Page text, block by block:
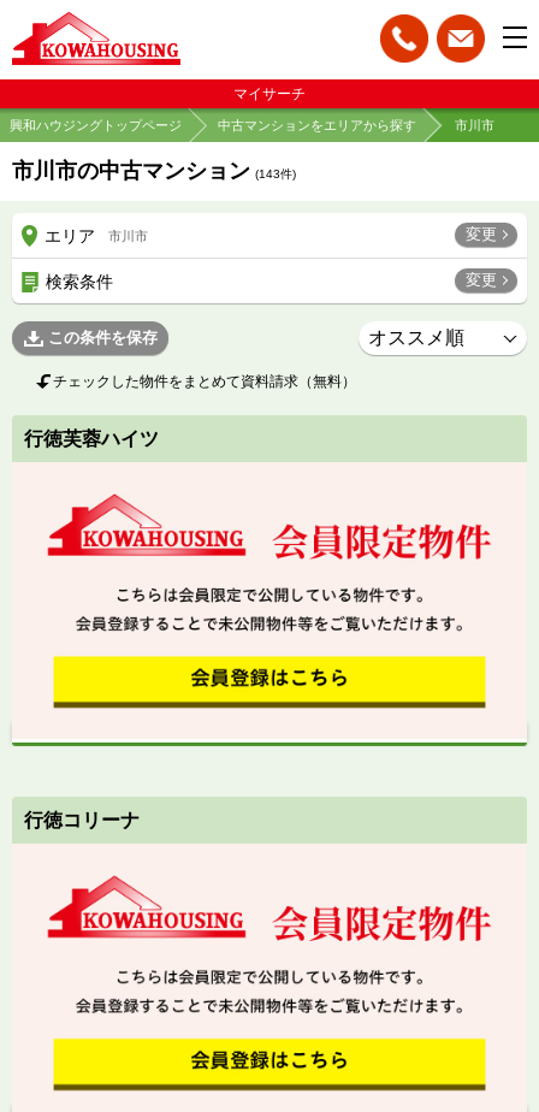
マイサーチ
興和ハウジングトップページ 中古マンションをエリアから探す 市川市
市川市の中古マンション (143件)
エリア 市川市 変更
検索条件 変更
この条件を保存
チェックした物件をまとめて資料請求（無料）
行徳芙蓉ハイツ
行徳コリーナ